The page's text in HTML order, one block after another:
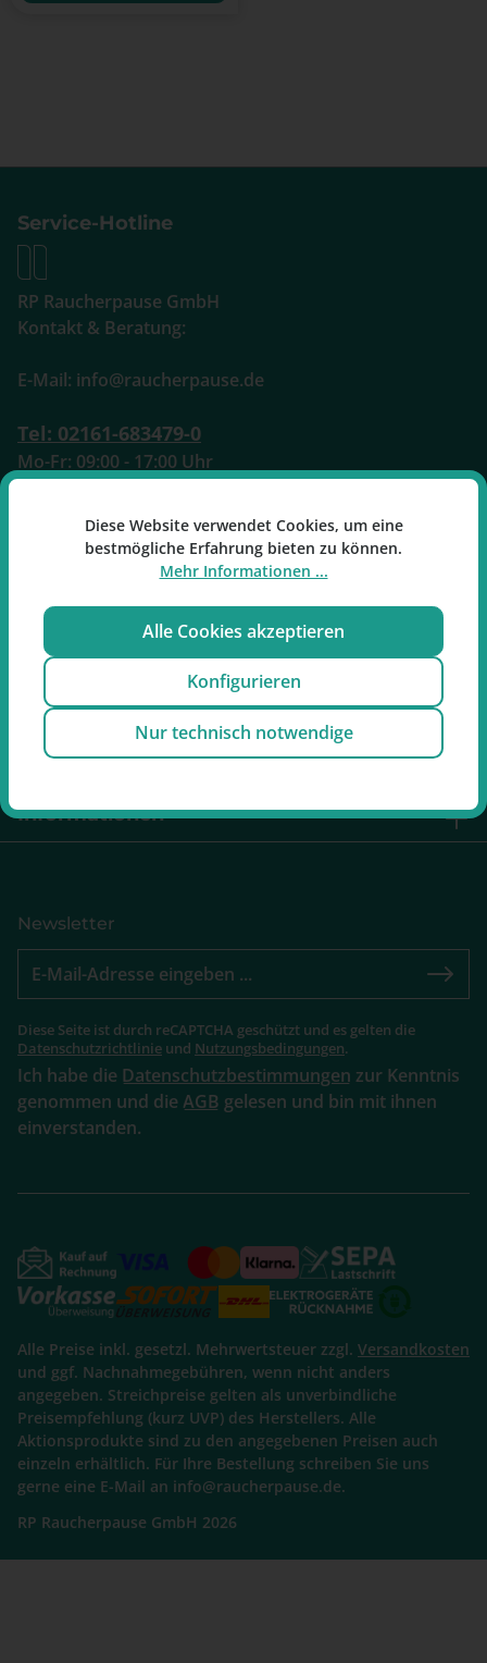
Service-Hotline
RP Raucherpause GmbH
Kontakt & Beratung:
E-Mail: info@raucherpause.de
Tel: 02161-683479-0
Mo-Fr: 09:00 - 17:00 Uhr
Oder über unserKontaktformular.
Vertrag widerrufen
Service
Retouren
Informationen
Newsletter
Diese Seite ist durch reCAPTCHA geschützt und es gelten die
Datenschutzrichtlinie und Nutzungsbedingungen.
Ich habe die Datenschutzbestimmungen zur Kenntnis
genommen und die AGB gelesen und bin mit ihnen
einverstanden.
Alle Preise inkl. gesetzl. Mehrwertsteuer zzgl. Versandkosten
und ggf. Nachnahmegebühren, wenn nicht anders
angegeben. Streichpreise gelten als unverbindliche
Preisempfehlung (kurz UVP) des Herstellers. Alle
Aktionsprodukte sind zu den angegebenen Preisen auch
einzeln erhältlich. Für Ihre Bestellung schreiben Sie uns
gerne eine E-Mail an info@raucherpause.de.
RP Raucherpause GmbH 2026
Diese Website verwendet Cookies, um eine
bestmögliche Erfahrung bieten zu können.
Mehr Informationen ...
Alle Cookies akzeptieren
Konfigurieren
Nur technisch notwendige